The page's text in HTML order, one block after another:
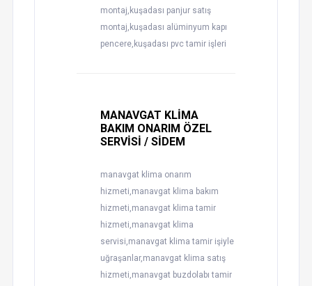
montaj,kuşadası panjur satış
montaj,kuşadası alüminyum kapı
pencere,kuşadası pvc tamir işleri
MANAVGAT KLİMA
BAKIM ONARIM ÖZEL
SERVİSİ / SİDEM
manavgat klima onarım
hizmeti,manavgat klima bakım
hizmeti,manavgat klima tamir
hizmeti,manavgat klima
servisi,manavgat klima tamir işiyle
uğraşanlar,manavgat klima satış
hizmeti,manavgat buzdolabı tamir